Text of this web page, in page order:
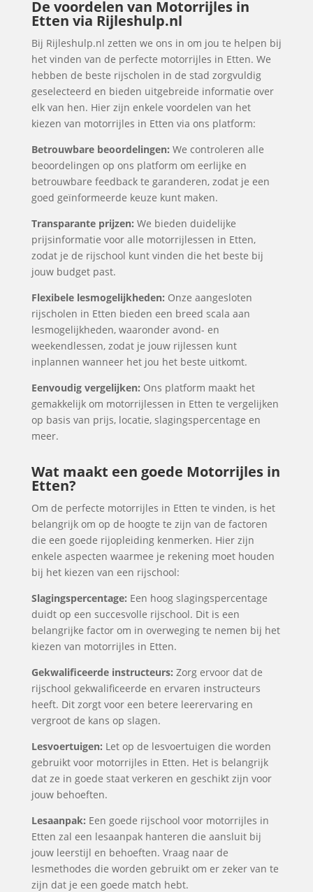
De voordelen van Motorrijles in
Etten via Rijleshulp.nl
Bij Rijleshulp.nl zetten we ons in om jou te helpen bij
het vinden van de perfecte motorrijles in Etten. We
hebben de beste rijscholen in de stad zorgvuldig
geselecteerd en bieden uitgebreide informatie over
elk van hen. Hier zijn enkele voordelen van het
kiezen van motorrijles in Etten via ons platform:
Betrouwbare beoordelingen: We controleren alle
beoordelingen op ons platform om eerlijke en
betrouwbare feedback te garanderen, zodat je een
goed geïnformeerde keuze kunt maken.
Transparante prijzen: We bieden duidelijke
prijsinformatie voor alle motorrijlessen in Etten,
zodat je de rijschool kunt vinden die het beste bij
jouw budget past.
Flexibele lesmogelijkheden: Onze aangesloten
rijscholen in Etten bieden een breed scala aan
lesmogelijkheden, waaronder avond- en
weekendlessen, zodat je jouw rijlessen kunt
inplannen wanneer het jou het beste uitkomt.
Eenvoudig vergelijken: Ons platform maakt het
gemakkelijk om motorrijlessen in Etten te vergelijken
op basis van prijs, locatie, slagingspercentage en
meer.
Wat maakt een goede Motorrijles in
Etten?
Om de perfecte motorrijles in Etten te vinden, is het
belangrijk om op de hoogte te zijn van de factoren
die een goede rijopleiding kenmerken. Hier zijn
enkele aspecten waarmee je rekening moet houden
bij het kiezen van een rijschool:
Slagingspercentage: Een hoog slagingspercentage
duidt op een succesvolle rijschool. Dit is een
belangrijke factor om in overweging te nemen bij het
kiezen van motorrijles in Etten.
Gekwalificeerde instructeurs: Zorg ervoor dat de
rijschool gekwalificeerde en ervaren instructeurs
heeft. Dit zorgt voor een betere leerervaring en
vergroot de kans op slagen.
Lesvoertuigen: Let op de lesvoertuigen die worden
gebruikt voor motorrijles in Etten. Het is belangrijk
dat ze in goede staat verkeren en geschikt zijn voor
jouw behoeften.
Lesaanpak: Een goede rijschool voor motorrijles in
Etten zal een lesaanpak hanteren die aansluit bij
jouw leerstijl en behoeften. Vraag naar de
lesmethodes die worden gebruikt om er zeker van te
zijn dat je een goede match hebt.